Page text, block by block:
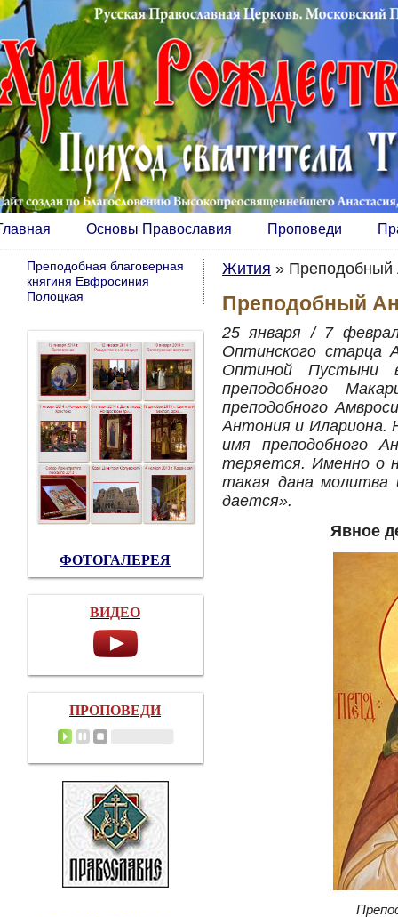
Основы Православия Проповеди
Жития » Преподобный
Преподобный
25 января / 7
Оптинского старца
Оптиной Пустыни
преподобного
преподобного
Антония и Илариона.
имя преподобного
теряется. Именно о
такая дана молитва
дается».
Явное
Преподобная благоверная
княгиня Евфросиния
Полоцкая
ФОТОГАЛЕРЕЯ
ВИДЕО
ПРОПОВЕДИ